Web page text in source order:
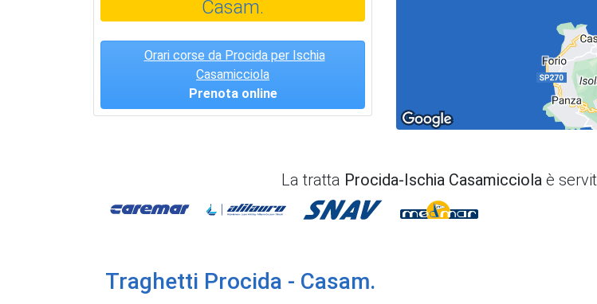
Casam.
Orari corse da Procida per Ischia
Casamicciola
Prenota online
La tratta Procida-Ischia Casamicciolaè
Caremar Alilauro Snav
Traghetti Procida - Casam.